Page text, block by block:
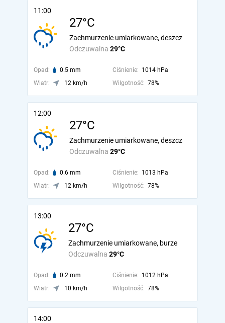
11:00
27°C
Odczuwalna 29°C
Zachmurzenie umiarkowane, deszcz
Opad: 0.5 mm Ciśnienie: 1014 hPa
Wiatr:
12 km/h Wilgotność: 78%
12:00
27°C
Odczuwalna 29°C
Zachmurzenie umiarkowane, deszcz
Opad: 0.6 mm Ciśnienie: 1013 hPa
Wiatr:
12 km/h Wilgotność: 78%
13:00
27°C
Odczuwalna 29°C
Zachmurzenie umiarkowane, burze
Opad: 0.2 mm Ciśnienie: 1012 hPa
Wiatr:
10 km/h Wilgotność: 78%
14:00